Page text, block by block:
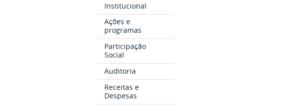
Institucional
Ações e
programas
Participação
Social
Auditoria
Receitas e
Despesas